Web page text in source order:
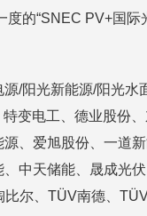
的“SNEC PV+国际
/阳光新能源/阳光
变电工、德业股份
、爱旭股份、一道
中天储能、晟成光
尔、TÜV南德、